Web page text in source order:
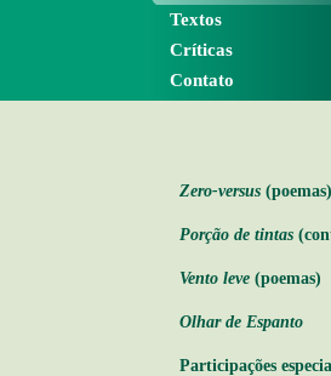
Textos
Críticas
Contato
Zero-versus (poemas)
Porção de tintas
Vento leve (poemas)
Olhar de Espanto
Participações